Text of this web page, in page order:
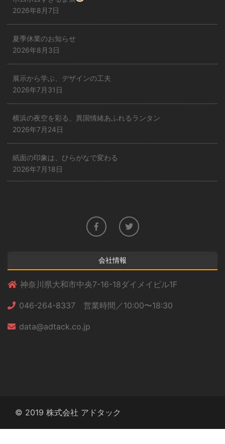
2026年8月7日
夏季休業のお知らせ
2026年8月3日
展示から学ぶ、デザインの工夫
2026年7月31日
横浜の夜空を彩る、異国情緒あふれるランタン
2026年7月24日
紙面の印象は、ひらがなで変わる
2026年7月18日
会社情報
神奈川県大和市中央7-16-18ダイメイビル1F
046-264-8337 営業時間／10:00〜18:30
data@adtack.co.jp
© 2019 株式会社 アドタック